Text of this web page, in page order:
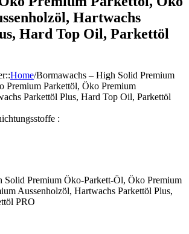
Hartwachs
Hard Top Oil, Parkettöl
:Home/Bormawachs – High Solid Premium
Premium Parkettöl, Öko Premium
Parkettöl Plus, Hard Top Oil, Parkettöl
:
Solid Premium Öko-Parkett-Öl, Öko Premium
Aussenholzöl, Hartwachs Parkettöl Plus,
PRO